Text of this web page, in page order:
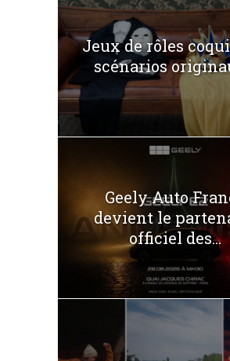
Jeux de rôles
scénarios
Geely Auto
devient le
officiel des...